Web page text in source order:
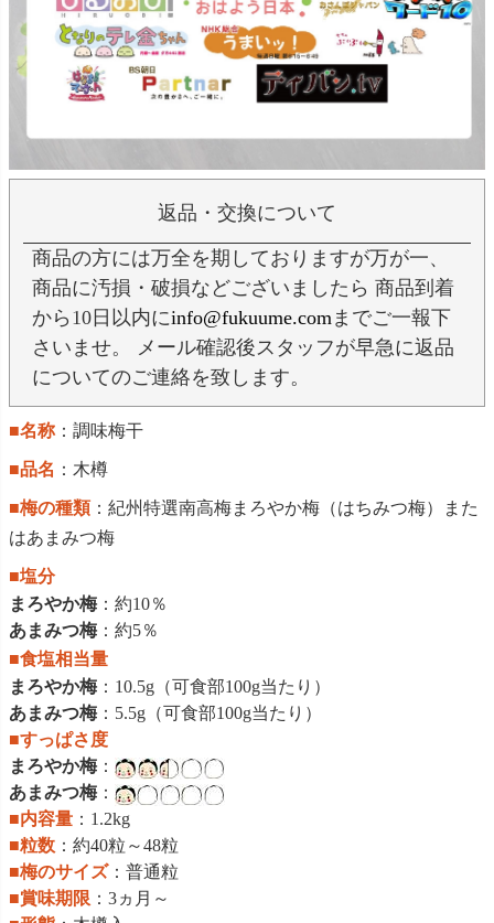
返品・交換について
商品の方には万全を期しておりますが万が一、
商品に汚損・破損などございましたら 商品到着
から10日以内にinfo@fukuume.com までご一報下
さいませ。 メール確認後スタッフが早急に返品
についてのご連絡を致します。
■名称：調味梅干
■品名 ：木樽
■梅の種類：紀州特選南高梅まろやか梅（はちみつ梅）また
はあまみつ梅
■塩分
まろやか梅：約10％
あまみつ梅：約5％
■食塩相当量
まろやか梅：10.5g（可食部100g当たり）
あまみつ梅：5.5g（可食部100g当たり）
■すっぱさ度
まろやか梅：
あまみつ梅：
■内容量 ：1.2kg
■粒数 ：約40粒～48粒
■梅のサイズ：普通粒
■賞味期限 ：3ヵ月～